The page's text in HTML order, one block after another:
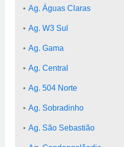
Ag. Águas Claras
Ag. W3 Sul
Ag. Gama
Ag. Central
Ag. 504 Norte
Ag. Sobradinho
Ag. São Sebastião